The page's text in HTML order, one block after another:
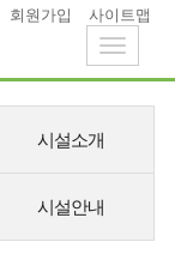
회원가입
사이트맵
Toggle
시설소개
시설안내